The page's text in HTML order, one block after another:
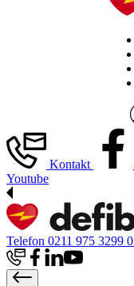
Kontakt
Youtube
Telefon 0211 975 3299 0